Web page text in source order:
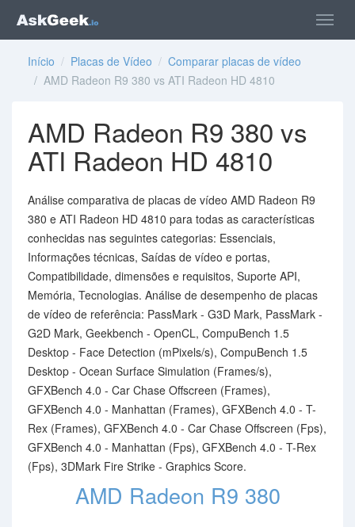
Início / Placas de Vídeo / Comparar placas de vídeo
/ AMD Radeon R9 380 vs ATI Radeon HD 4810
AMD Radeon R9 380 vs
ATI Radeon HD 4810
Análise comparativa de placas de vídeo AMD Radeon R9
380 e ATI Radeon HD 4810 para todas as características
conhecidas nas seguintes categorias: Essenciais,
Informações técnicas, Saídas de vídeo e portas,
Compatibilidade, dimensões e requisitos, Suporte API,
Memória, Tecnologias. Análise de desempenho de placas
de vídeo de referência: PassMark - G3D Mark, PassMark -
G2D Mark, Geekbench - OpenCL, CompuBench 1.5
Desktop - Face Detection (mPixels/s), CompuBench 1.5
Desktop - Ocean Surface Simulation (Frames/s),
GFXBench 4.0 - Car Chase Offscreen (Frames),
GFXBench 4.0 - Manhattan (Frames), GFXBench 4.0 - T-
Rex (Frames), GFXBench 4.0 - Car Chase Offscreen (Fps),
GFXBench 4.0 - Manhattan (Fps), GFXBench 4.0 - T-Rex
(Fps), 3DMark Fire Strike - Graphics Score.
AMD Radeon R9 380